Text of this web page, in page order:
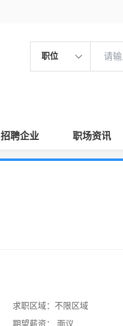
职位
招聘企业 职场资讯
求职区域： 不限区域
期望薪资：
面议